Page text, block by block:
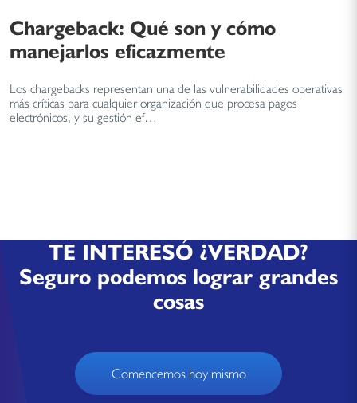
Chargeback: Qué son y cómo
manejarlos eficazmente
Los chargebacks representan una de las vulnerabilidades operativas
más críticas para cualquier organización que procesa pagos
electrónicos, y su gestión ef…
TE INTERESÓ ¿VERDAD?
Seguro podemos lograr grandes
cosas
Comencemos hoy mismo